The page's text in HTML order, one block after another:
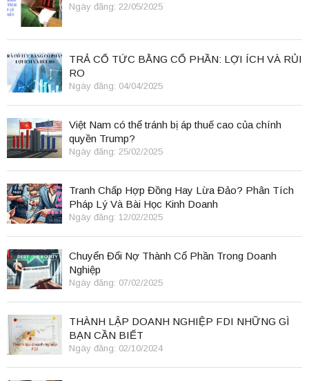
Ngày đăng: 22/05/2025
TRẢ CỔ TỨC BẰNG CỔ PHẦN: LỢI ÍCH VÀ RỦI
RO
Ngày đăng: 04/04/2025
Việt Nam có thể tránh bị áp thuế cao của chính
quyền Trump?
Ngày đăng: 25/02/2025
Tranh Chấp Hợp Đồng Hay Lừa Đảo? Phân Tích
Pháp Lý Và Bài Học Kinh Doanh
Ngày đăng: 12/02/2025
Chuyển Đổi Nợ Thành Cổ Phần Trong Doanh
Nghiệp
Ngày đăng: 07/02/2025
THÀNH LẬP DOANH NGHIỆP FDI NHỮNG GÌ
BẠN CẦN BIẾT
Ngày đăng: 02/10/2024